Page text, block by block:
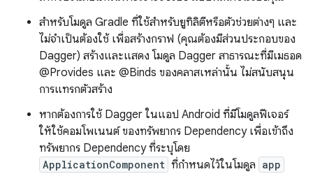
สำหรับโมดูล Gradle ที่ใช้สำหรับยูทิลิตีหรือตัวช่วยต่างๆ และ
ไม่จำเป็นต้องใช้ เพื่อสร้างกราฟ (คุณต้องมีส่วนประกอบของ
Dagger) สร้างและแสดง โมดูล Dagger สาธารณะที่มีเมธอด
@Provides และ @Binds ของคลาสเหล่านั้น ไม่สนับสนุน
การแทรกตัวสร้าง
หากต้องการใช้ Dagger ในแอป Android ที่มีโมดูลฟีเจอร์
ให้ใช้คอมโพเนนต์ ของทรัพยากร Dependency เพื่อเข้าถึง
ทรัพยากร Dependency ที่ระบุโดย
ApplicationComponent ที่กำหนดไว้ในโมดูล app